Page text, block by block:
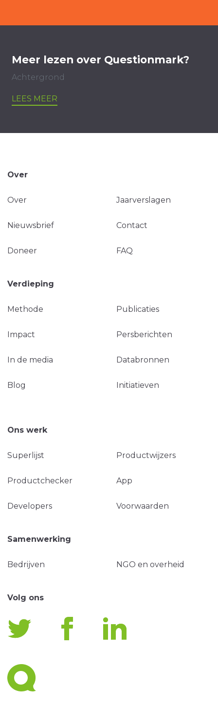
Meer lezen over Questionmark?
Achtergrond
LEES MEER
Over
Over Jaarverslagen
Nieuwsbrief Contact
Doneer FAQ
Verdieping
Methode Publicaties
Impact Persberichten
In de media Databronnen
Blog Initiatieven
Ons werk
Superlijst Productwijzers
Productchecker App
Developers Voorwaarden
Samenwerking
Bedrijven NGO en overheid
Volg ons